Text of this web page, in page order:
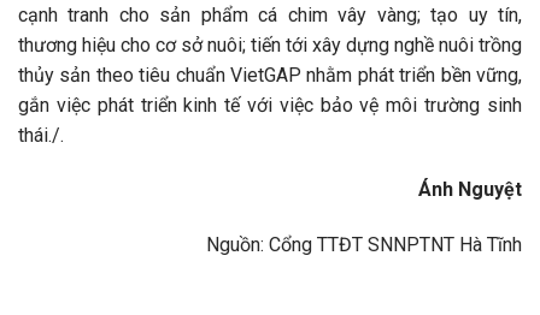
cạnh tranh cho sản phẩm cá chim vây vàng; tạo uy tín,
thương hiệu cho cơ sở nuôi; tiến tới xây dựng nghề nuôi trồng
thủy sản theo tiêu chuẩn VietGAP nhằm phát triển bền vững,
gắn việc phát triển kinh tế với việc bảo vệ môi trường sinh
thái./.
Ánh Nguyệt
Nguồn: Cổng TTĐT SNNPTNT Hà Tĩnh